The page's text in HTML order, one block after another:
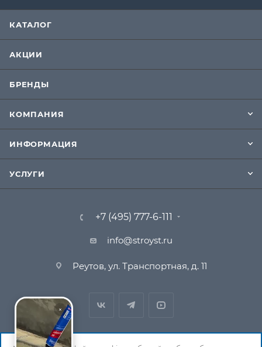
КАТАЛОГ
АКЦИИ
БРЕНДЫ
КОМПАНИЯ
ИНФОРМАЦИЯ
УСЛУГИ
+7 (495) 777-6-111
info@stroyst.ru
Реутов, ул. Транспортная, д. 11